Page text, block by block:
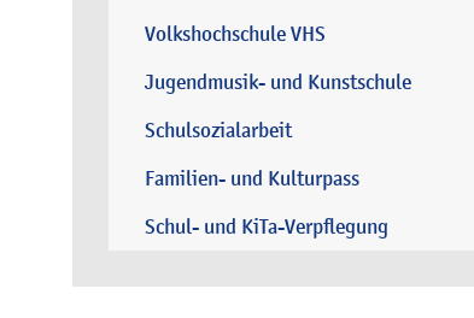
Volkshochschule VHS
Jugendmusik- und Kunstschule
Schulsozialarbeit
Familien- und Kulturpass
Schul- und KiTa-Verpflegung